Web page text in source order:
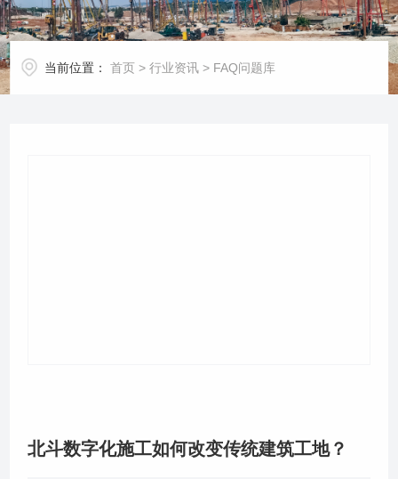
项目案例
当前位置： 首页 >行业资讯 > FAQ问题库
北斗数字化施工如何改变传统建筑工地？